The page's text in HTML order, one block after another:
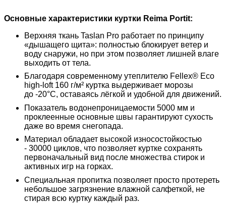
Основные характеристики куртки Reima Portit:
Верхняя ткань Taslan Pro работает по принципу
«дышащего щита»: полностью блокирует ветер и
воду снаружи, но при этом позволяет лишней влаге
выходить от тела.
Благодаря современному утеплителю Fellex® Eco
high-loft 160 г/м² куртка выдерживает морозы
до -20°C, оставаясь лёгкой и удобной для движений.
Показатель водонепроницаемости 5000 мм и
проклеенные основные швы гарантируют сухость
даже во время снегопада.
Материал обладает высокой износостойкостью
- 30000 циклов, что позволяет куртке сохранять
первоначальный вид после множества стирок и
активных игр на горках.
Специальная пропитка позволяет просто протереть
небольшое загрязнение влажной салфеткой, не
стирая всю куртку каждый раз.